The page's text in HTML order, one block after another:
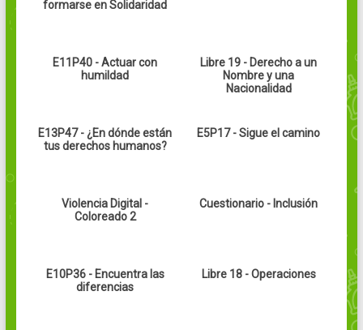
formarse en Solidaridad
E11P40 - Actuar con
humildad
Libre 19 - Derecho a un
Nombre y una
Nacionalidad
E13P47 - ¿En dónde están
tus derechos humanos?
E5P17 - Sigue el camino
Violencia Digital -
Coloreado 2
Cuestionario - Inclusión
E10P36 - Encuentra las
diferencias
Libre 18 - Operaciones